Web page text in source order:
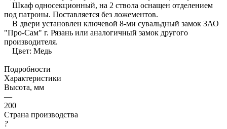
Шкаф односекционный, на 2 ствола оснащен отделением
под патроны. Поставляется без ложементов.
В двери установлен ключевой 8-ми сувальдный замок ЗАО
"Про-Сам" г. Рязань или аналогичный замок другого
производителя.
Цвет: Медь
Подробности
Характеристики
Высота, мм
—
200
Страна производства
?